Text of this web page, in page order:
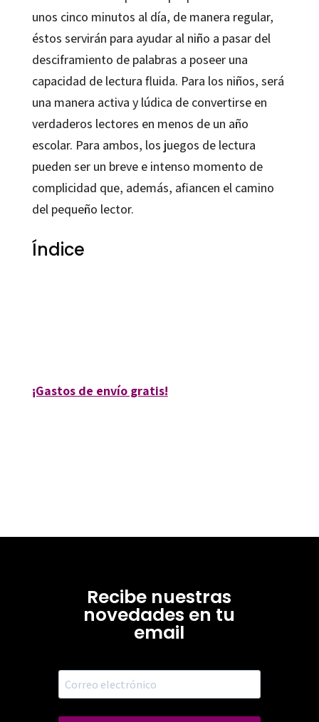
unos cinco minutos al día, de manera regular,
éstos servirán para ayudar al niño a pasar del
desciframiento de palabras a poseer una
capacidad de lectura fluida. Para los niños, será
una manera activa y lúdica de convertirse en
verdaderos lectores en menos de un año
escolar. Para ambos, los juegos de lectura
pueden ser un breve e intenso momento de
complicidad que, además, afiancen el camino
del pequeño lector.
Índice
¡Gastos de envío gratis!
Recibe nuestras
novedades en tu
email